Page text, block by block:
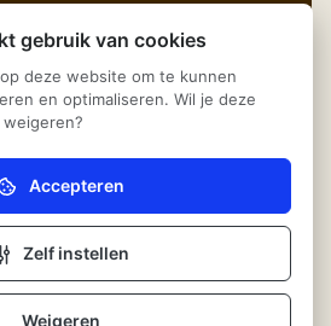
© 2026Huisartsenpraktijk
Stokkeland
Aangedreven door Ontzorg.site
gebruik van cookies
deze website om te kunnen
en optimaliseren. Wil je deze
de website niet naar
(anoniem) te begrijpen hoe
Accepteren
Zelf instellen
Weigeren